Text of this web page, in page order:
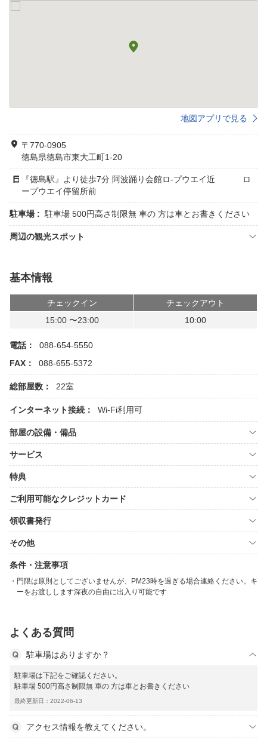
地図アプリで見る
〒770-0905
徳島県徳島市東大工町1-20
『徳島駅』より徒歩7分 阿波踊り会館ロ-プウエイ近 ロ
ープウエイ停留所前
駐車場 : 駐車場 500円高さ制限無 車の 方は車とお書きください
周辺の観光スポット
基本情報
チェックイン
チェックアウト
15:00 〜23:00
10:00
電話：
088-654-5550
FAX：
088-655-5372
総部屋数： 22室
インターネット接続： Wi-Fi利用可
部屋の設備・備品
サービス
特典
ご利用可能なクレジットカード
領収書発行
その他
条件・注意事項
門限は原則としてございませんが、PM23時を過ぎる場合連絡ください。キ
ーをお渡しします深夜の自由に出入り可能です
よくある質問
駐車場はありますか？
駐車場は下記をご確認ください。
駐車場 500円高さ制限無 車の 方は車とお書きください
最終更新日：2022-06-13
アクセス情報を教えてください。